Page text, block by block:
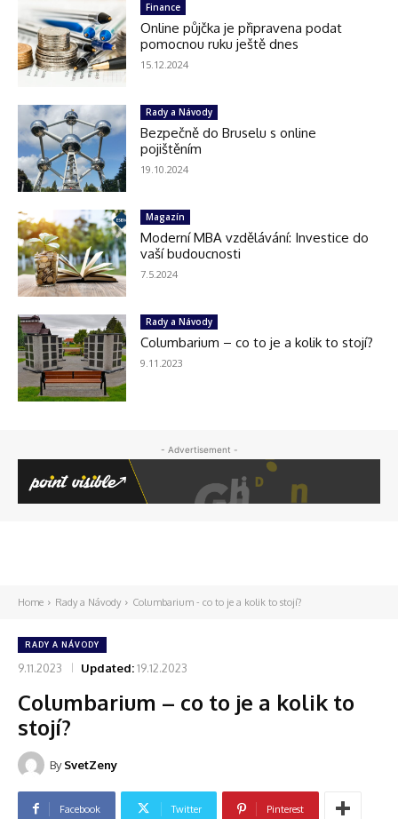
Finance
Online půjčka je připravena podat
pomocnou ruku ještě dnes
15.12.2024
Rady a Návody
Bezpečně do Bruselu s online
pojištěním
19.10.2024
Magazín
Moderní MBA vzdělávání: Investice do
vaší budoucnosti
7.5.2024
Rady a Návody
Columbarium – co to je a kolik to stojí?
9.11.2023
- Advertisement -